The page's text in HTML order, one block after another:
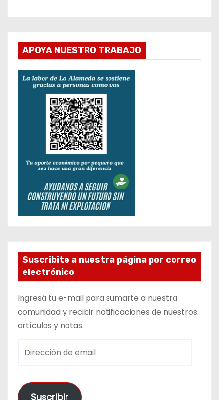
APOYA NUESTRO TRABAJO
Suscribite a nuestra página por correo
electrónico
Ingresá tu e-mail para sumarte a nuestra
comunidad y recibir notificaciones de nuestros
artículos y notas.
e
Suscribir